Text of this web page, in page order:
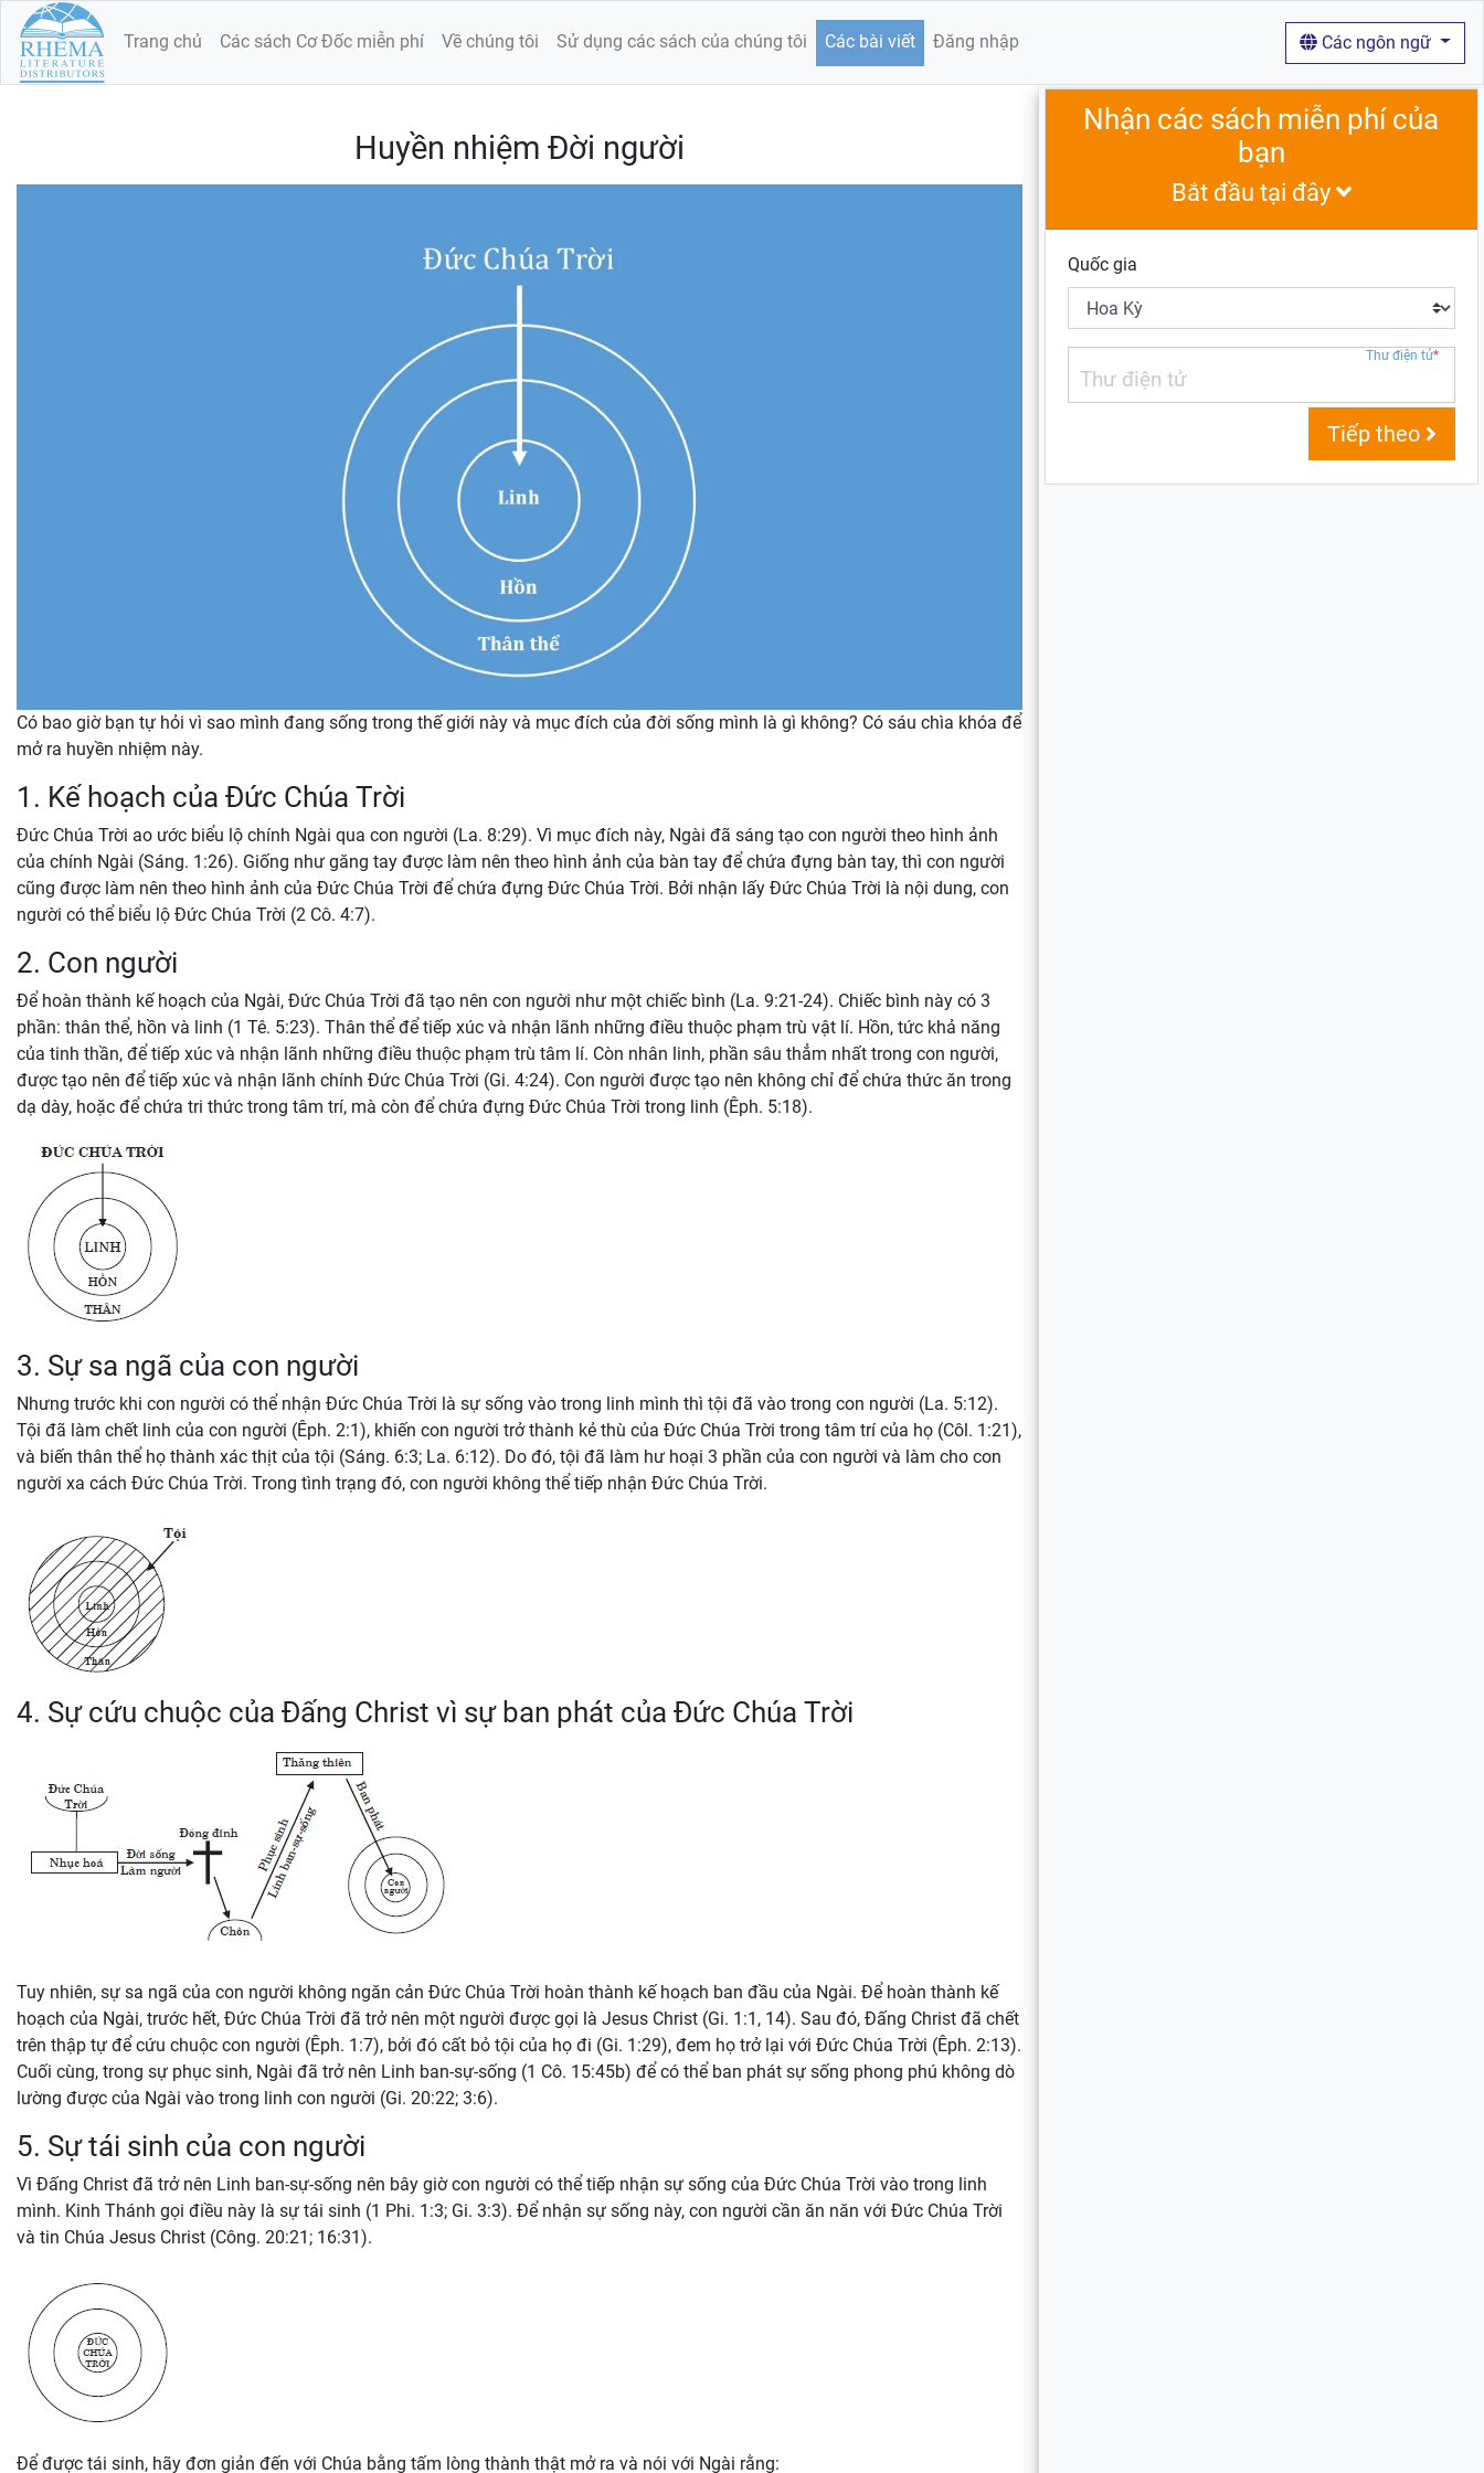
Trang chủ Các sách Cơ Đốc miễn phí Về chúng tôi Sử dụng các sách của chúng tôi Các bài viết Đăng nhập Các ngôn ngữ
Huyền nhiệm Đời người
Có bao giờ bạn tự hỏi vì sao mình đang sống trong thế giới này và mục đích của đời sống mình là gì không? Có sáu chìa khóa để
mở ra huyền nhiệm này.
1. Kế hoạch của Đức Chúa Trời
Đức Chúa Trời ao ước biểu lộ chính Ngài qua con người (La. 8:29). Vì mục đích này, Ngài đã sáng tạo con người theo hình ảnh
của chính Ngài (Sáng. 1:26). Giống như găng tay được làm nên theo hình ảnh của bàn tay để chứa đựng bàn tay, thì con người
cũng được làm nên theo hình ảnh của Đức Chúa Trời để chứa đựng Đức Chúa Trời. Bởi nhận lấy Đức Chúa Trời là nội dung, con
người có thể biểu lộ Đức Chúa Trời (2 Cô. 4:7).
2. Con người
Để hoàn thành kế hoạch của Ngài, Đức Chúa Trời đã tạo nên con người như một chiếc bình (La. 9:21-24). Chiếc bình này có 3
phần: thân thể, hồn và linh (1 Tê. 5:23). Thân thể để tiếp xúc và nhận lãnh những điều thuộc phạm trù vật lí. Hồn, tức khả năng
của tinh thần, để tiếp xúc và nhận lãnh những điều thuộc phạm trù tâm lí. Còn nhân linh, phần sâu thẳm nhất trong con người,
được tạo nên để tiếp xúc và nhận lãnh chính Đức Chúa Trời (Gi. 4:24). Con người được tạo nên không chỉ để chứa thức ăn trong
dạ dày, hoặc để chứa tri thức trong tâm trí, mà còn để chứa đựng Đức Chúa Trời trong linh (Êph. 5:18).
3. Sự sa ngã của con người
Nhưng trước khi con người có thể nhận Đức Chúa Trời là sự sống vào trong linh mình thì tội đã vào trong con người (La. 5:12).
Tội đã làm chết linh của con người (Êph. 2:1), khiến con người trở thành kẻ thù của Đức Chúa Trời trong tâm trí của họ (Côl. 1:21),
và biến thân thể họ thành xác thịt của tội (Sáng. 6:3; La. 6:12). Do đó, tội đã làm hư hoại 3 phần của con người và làm cho con
người xa cách Đức Chúa Trời. Trong tình trạng đó, con người không thể tiếp nhận Đức Chúa Trời.
4. Sự cứu chuộc của Đấng Christ vì sự ban phát của Đức Chúa Trời
Tuy nhiên, sự sa ngã của con người không ngăn cản Đức Chúa Trời hoàn thành kế hoạch ban đầu của Ngài. Để hoàn thành kế
hoạch của Ngài, trước hết, Đức Chúa Trời đã trở nên một người được gọi là Jesus Christ (Gi. 1:1, 14). Sau đó, Đấng Christ đã chết
trên thập tự để cứu chuộc con người (Êph. 1:7), bởi đó cất bỏ tội của họ đi (Gi. 1:29), đem họ trở lại với Đức Chúa Trời (Êph. 2:13).
Cuối cùng, trong sự phục sinh, Ngài đã trở nên Linh ban-sự-sống (1 Cô. 15:45b) để có thể ban phát sự sống phong phú không dò
lường được của Ngài vào trong linh con người (Gi. 20:22; 3:6).
5. Sự tái sinh của con người
Vì Đấng Christ đã trở nên Linh ban-sự-sống nên bây giờ con người có thể tiếp nhận sự sống của Đức Chúa Trời vào trong linh
mình. Kinh Thánh gọi điều này là sự tái sinh (1 Phi. 1:3; Gi. 3:3). Để nhận sự sống này, con người cần ăn năn với Đức Chúa Trời
và tin Chúa Jesus Christ (Công. 20:21; 16:31).
Để được tái sinh, hãy đơn giản đến với Chúa bằng tấm lòng thành thật mở ra và nói với Ngài rằng:
Nhận các sách miễn phí của
bạn
Bắt đầu tại đây
Quốc gia
Thư điện tử*
Tiếp theo